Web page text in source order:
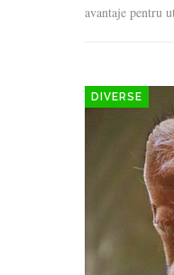
avantaje pentru
DIVERSE